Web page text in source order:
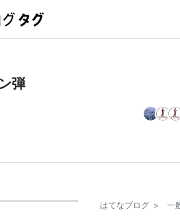
弾
はてなブログ > 一